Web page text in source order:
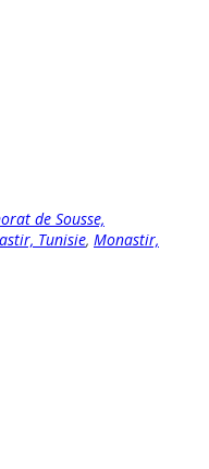
de Sousse,
Tunisie, Monastir,